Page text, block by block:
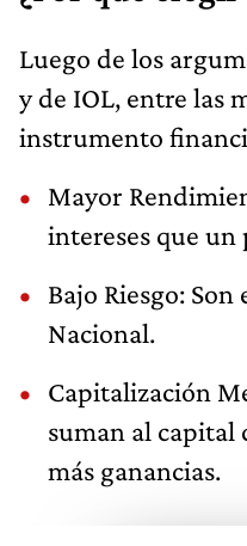
Luego de los
y de IOL, entre las
instrumento
Mayor
intereses que un
Bajo Riesgo:
Nacional.
Capitalización
suman al capital
más ganancias.